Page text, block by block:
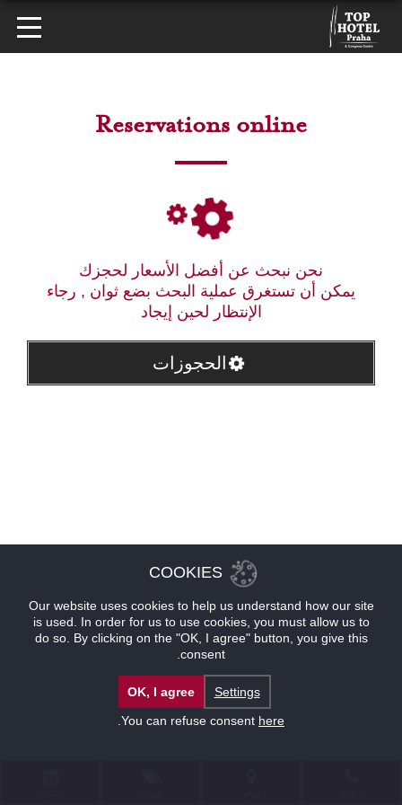
Reservations online
نحن نبحث عن أفضل الأسعار لحجزك
يمكن أن تستغرق عملية البحث بضع ثوان , رجاء
الإنتظار لحين إيجاد
الحجوزات
COOKIES
Our website uses cookies to help us understand how our site
is used. In order for us to use cookies, you must allow us to
do so. By clicking on the "OK, I agree" button, you give this
consent.
Settings
OK, I agree
You can refuse consent here
.